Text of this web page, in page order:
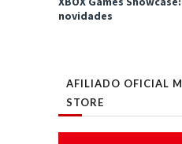
novidades
AFILIADO OFICIAL
STORE